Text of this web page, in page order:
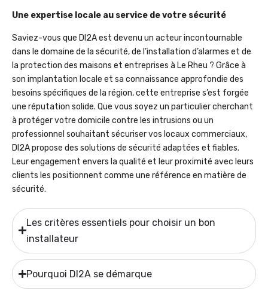
Une expertise locale au service de votre sécurité
Saviez-vous que DI2A est devenu un acteur incontournable
dans le domaine de la sécurité, de l’installation d’alarmes et de
la protection des maisons et entreprises à Le Rheu ? Grâce à
son implantation locale et sa connaissance approfondie des
besoins spécifiques de la région, cette entreprise s’est forgée
une réputation solide. Que vous soyez un particulier cherchant
à protéger votre domicile contre les intrusions ou un
professionnel souhaitant sécuriser vos locaux commerciaux,
DI2A propose des solutions de sécurité adaptées et fiables.
Leur engagement envers la qualité et leur proximité avec leurs
clients les positionnent comme une référence en matière de
sécurité.
Les critères essentiels pour choisir un bon
installateur
Pourquoi DI2A se démarque